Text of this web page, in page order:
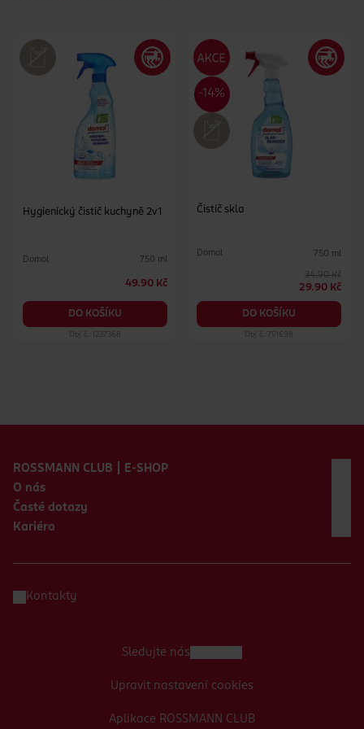
Hygienický čistič kuchyně 2v1
Domol 750 ml
49.90 Kč
DO KOŠÍKU
Obj. č.: 1237368
Čistič skla
Domol 750 ml
34.90 Kč
29.90 Kč
DO KOŠÍKU
Obj. č.: 751698
ROSSMANN CLUB | E-SHOP
O nás
Časté dotazy
Kariéra
Kontakty
Aplikace ROSSMANN CLUB
Sledujte nás
Upravit nastavení cookies